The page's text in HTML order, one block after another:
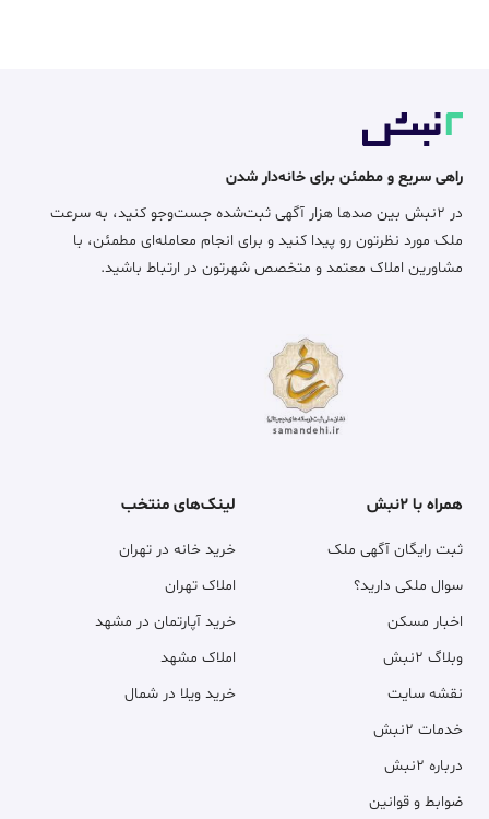
راهی سریع و مطمئن برای خانه‌دار شدن
در ۲نبش بین صدها هزار آگهی ثبت‌شده جست‌وجو کنید، به سرعت
ملک مورد نظرتون رو پیدا کنید و برای انجام معامله‌ای مطمئن، با
مشاورین املاک معتمد و متخصص شهرتون در ارتباط باشید.
همراه با ۲نبش
ثبت رایگان آگهی ملک
سوال ملکی دارید؟
اخبار مسکن
وبلاگ ۲نبش
نقشه سایت
خدمات ۲نبش
درباره ۲نبش
ضوابط و قوانین
لینک‌های منتخب
خرید خانه در تهران
املاک تهران
خرید آپارتمان در مشهد
املاک مشهد
خرید ویلا در شمال